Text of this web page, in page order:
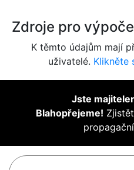
Zdroje pro
K těmto údajům mají
uživatelé. Klikněte
Jste
Blahopřejeme!